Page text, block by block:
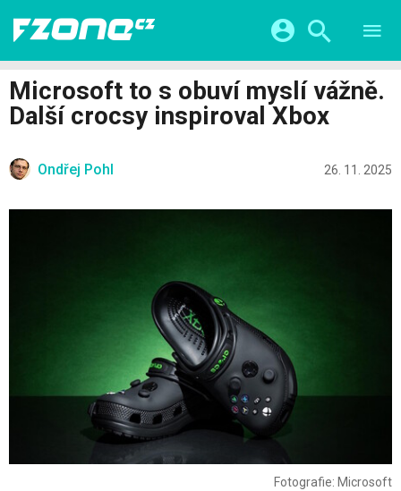
VIDEA
KATEGORIE
CHYTRÁ MĚSTA
ŽIVOT BUDOUCNOSTI
FINTECH
Facebook Google
Twitter Microsoft
Microsoft to s obuví myslí vážně.
Další crocsy inspiroval Xbox
Ondřej Pohl 26. 11. 2025
Fotografie: Microsoft